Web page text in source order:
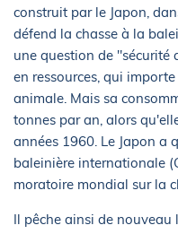
construit par le Japon,
défend la chasse à la
une question de "sécurité
en ressources, qui
animale. Mais sa
tonnes par an, alors
années 1960. Le Japon a
baleinière internationale
moratoire mondial sur la
Il pêche ainsi de